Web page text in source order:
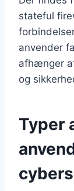
stateful
anvender
afhænger
og
Typer